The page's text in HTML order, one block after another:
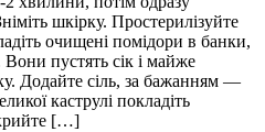
шкірку. Простерилізуйте
очищені помідори в банки,
пустять сік і майже
Додайте сіль, за бажанням —
каструлі покладіть
[…]